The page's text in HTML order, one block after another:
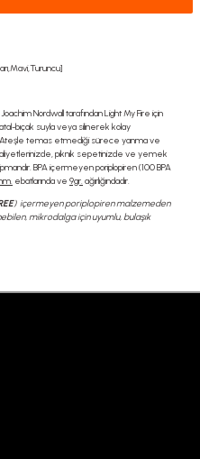
Nordwall tarafından Light My Fire için
bıçak suyla veya silinerek kolay
Ateşle temas etmediği sürece yanma ve
piknik sepetinizde ve yemek
BPA içermeyen poriplopiren (100 BPA
ebatlarında ve 9gr. ağırlığındadır.
) içermeyen poriplopiren malzemeden
mikrodalga için uyumlu, bulaşık